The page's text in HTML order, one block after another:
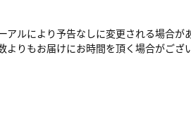
ルにより予告なしに変更される場合が
りもお届けにお時間を頂く場合がござ